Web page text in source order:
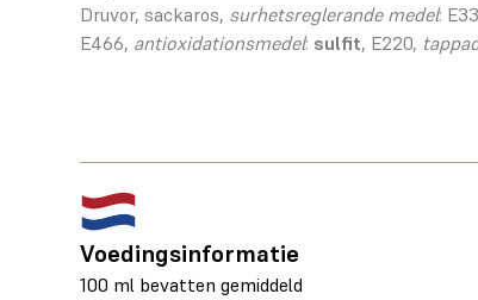
Druvor, sackaros, surhetsreglerande medel:
E466, antioxidationsmedel: sulfit, E220,
Voedingsinformatie
100 ml bevatten gemiddeld